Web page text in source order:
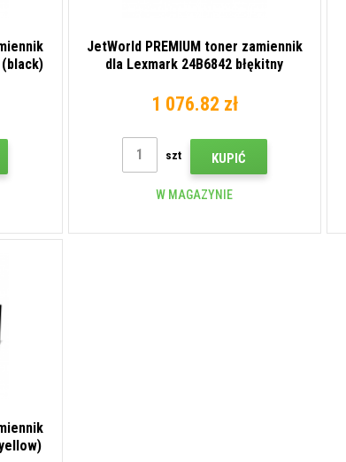
(black)
JetWorld PREMIUM toner zamiennik
dla Lexmark 24B6842 błękitny
1 076.82 zł
szt KUPIĆ
W MAGAZYNIE